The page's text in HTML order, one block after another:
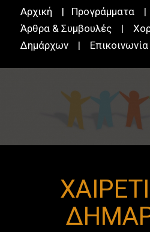
Αρχική | Προγράμματα|
Άρθρα & Συμβουλές|
Δημάρχων| Επικοινωνία